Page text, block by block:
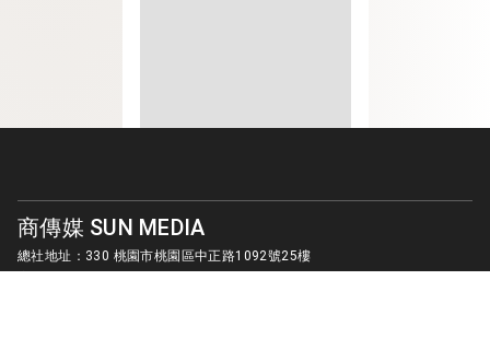
商傳媒 SUN MEDIA
總社地址：330 桃園市桃園區中正路1092號25樓